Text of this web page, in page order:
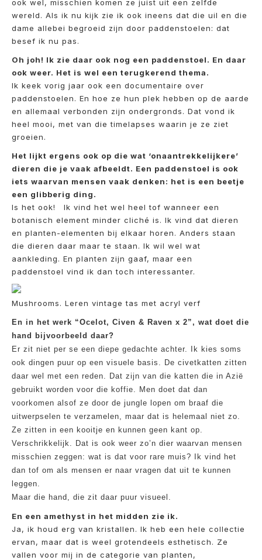
ook wel, misschien komen ze juist uit een zelfde
wereld. Als ik nu kijk zie ik ook ineens dat die uil en die
dame allebei begroeid zijn door paddenstoelen: dat
besef ik nu pas.
Oh joh! Ik zie daar ook nog een paddenstoel. En daar
ook weer. Het is wel een terugkerend thema.
Ik keek vorig jaar ook een documentaire over
paddenstoelen. En hoe ze hun plek hebben op de aarde
en allemaal verbonden zijn ondergronds. Dat vond ik
heel mooi, met van die timelapses waarin je ze ziet
groeien.
Het lijkt ergens ook op die wat ‘onaantrekkelijkere’
dieren die je vaak afbeeldt. Een paddenstoel is ook
iets waarvan mensen vaak denken: het is een beetje
een glibberig ding.
Is het ook! Ik vind het wel heel tof wanneer een
botanisch element minder cliché is. Ik vind dat dieren
en planten-elementen bij elkaar horen. Anders staan
die dieren daar maar te staan. Ik wil wel wat
aankleding. En planten zijn gaaf, maar een
paddenstoel vind ik dan toch interessanter.
Mushrooms. Leren vintage tas met acryl verf
En in het werk “Ocelot, Civen & Raven x 2”, wat doet die
hand bijvoorbeeld daar?
Er zit niet per se een diepe gedachte achter. Ik kies soms
ook dingen puur op een visuele basis. De civetkatten zitten
daar wel met een reden. Dat zijn van die katten die in Azië
gebruikt worden voor die koffie. Men doet dat dan
voorkomen alsof ze door de jungle lopen om braaf die
uitwerpselen te verzamelen, maar dat is helemaal niet zo.
Ze zitten in een kooitje en kunnen geen kant op.
Verschrikkelijk. Dat is ook weer zo’n dier waarvan mensen
misschien zeggen: wat is dat voor rare muis? Ik vind het
dan tof om als mensen er naar vragen dat uit te kunnen
leggen.
Maar die hand, die zit daar puur visueel.
En een amethyst in het midden zie ik.
Ja, ik houd erg van kristallen. Ik heb een hele collectie
ervan, maar dat is weel grotendeels esthetisch. Ze
vallen voor mij in de categorie van planten,